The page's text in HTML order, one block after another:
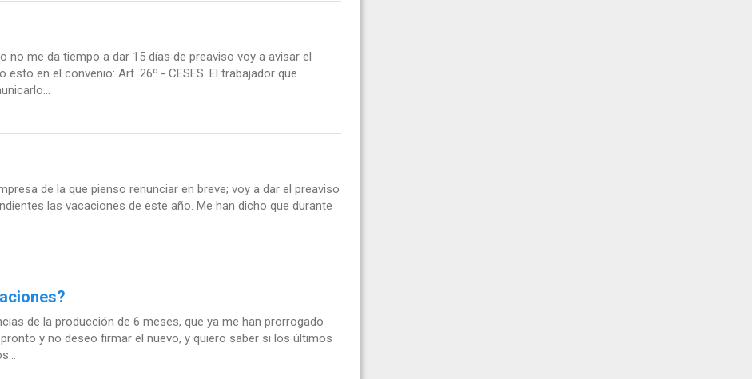
no me da tiempo a dar 15 días de preaviso voy a avisar el
en el convenio: Art. 26º.- CESES. El trabajador que
de la que pienso renunciar en breve; voy a dar el preaviso
las vacaciones de este año. Me han dicho que durante
de la producción de 6 meses, que ya me han prorrogado
y no deseo firmar el nuevo, y quiero saber si los últimos